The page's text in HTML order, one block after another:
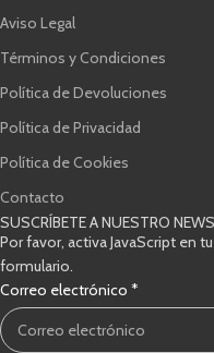
Aviso Legal
Términos y Condiciones
Política de Devoluciones
Política de Privacidad
Política de Cookies
Contacto
SUSCRÍBETE A NUESTRO
Por favor, activa JavaScript en
formulario.
electrónico
Correo
de
Correo electrónico *